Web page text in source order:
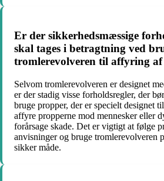
Er der sikkerhedsmæssige
skal tages i betragtning ved
tromlerevolveren til affyring
Selvom tromlerevolveren er designet
er der stadig visse forholdsregler, der
bruge propper, der er specielt designet
affyre propperne mod mennesker eller
forårsage skade. Det er vigtigt at følge
anvisninger og bruge tromlerevolveren
sikker måde.